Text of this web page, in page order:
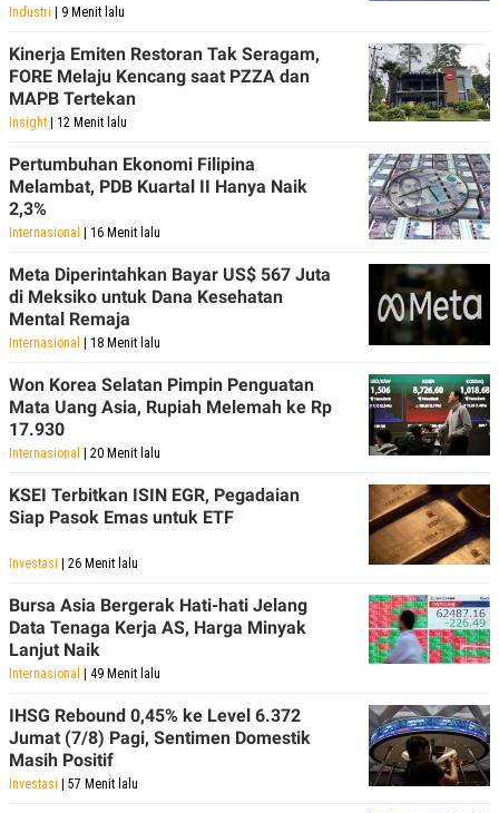
Industri | 9 Menit lalu
Kinerja Emiten Restoran Tak Seragam,
FORE Melaju Kencang saat PZZA dan
MAPB Tertekan
Insight | 12 Menit lalu
Pertumbuhan Ekonomi Filipina
Melambat, PDB Kuartal II Hanya Naik
2,3%
Internasional | 16 Menit lalu
Meta Diperintahkan Bayar US$ 567 Juta
di Meksiko untuk Dana Kesehatan
Mental Remaja
Internasional | 18 Menit lalu
Won Korea Selatan Pimpin Penguatan
Mata Uang Asia, Rupiah Melemah ke Rp
17.930
Internasional | 20 Menit lalu
KSEI Terbitkan ISIN EGR, Pegadaian
Siap Pasok Emas untuk ETF
Investasi | 26 Menit lalu
Bursa Asia Bergerak Hati-hati Jelang
Data Tenaga Kerja AS, Harga Minyak
Lanjut Naik
Internasional | 49 Menit lalu
IHSG Rebound 0,45% ke Level 6.372
Jumat (7/8) Pagi, Sentimen Domestik
Masih Positif
Investasi | 57 Menit lalu